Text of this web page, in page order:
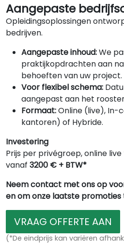
Aangepaste
Opleidingsoplossingen
bedrijven.
Aangepaste inhoud:We
praktijkopdrachten aan
behoeften van uw project.
Voor flexibel schema:
aangepast aan het
Formaat:Online (live), In-
kantoren) of Hybride.
Investering
Prijs per privégroep, online
vanaf 3200 € + BTW*
Neem contact met ons op
en om onze laatste promoties
VRAAG OFFERTE AAN
(*De eindprijs kan variëren